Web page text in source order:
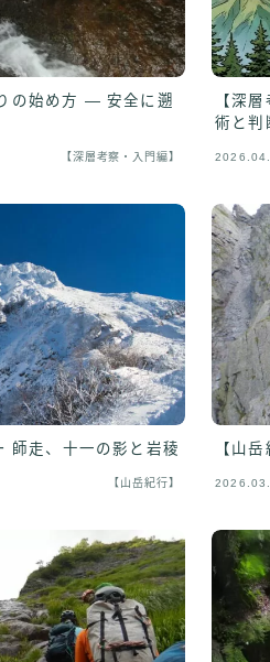
の始め方 ― 安全に遡
【深層考察・入門編】
【深
術と判
師走、十一の影と岩稜
【山岳紀行】
【山